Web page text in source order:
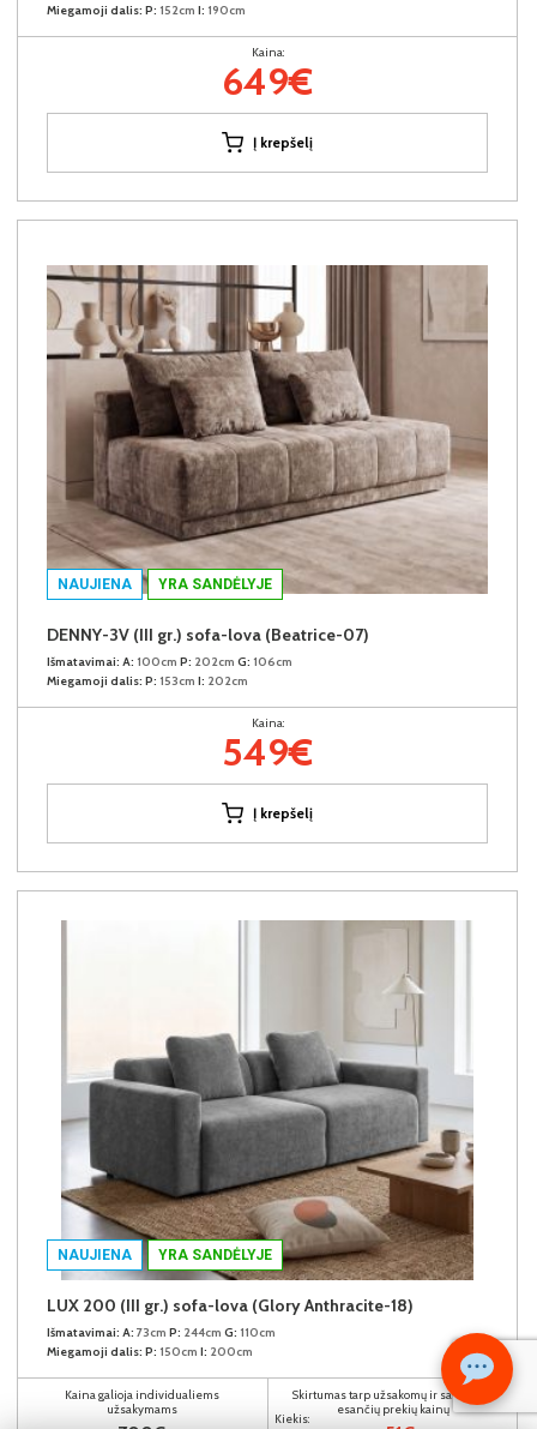
Kiekis:
Miegamoji dalis: P: 152cm I: 190cm
Kaina:
649€
Į krepšelį
NAUJIENA YRA SANDĖLYJE
DENNY-3V (III gr.) sofa-lova (Beatrice-07)
Išmatavimai: A: 100cm P: 202cm G: 106cm
Miegamoji dalis: P: 153cm I: 202cm
Kaina:
549€
Į krepšelį
NAUJIENA YRA SANDĖLYJE
LUX 200 (III gr.) sofa-lova (Glory Anthracite-18)
Išmatavimai: A: 73cm P: 244cm G: 110cm
Miegamoji dalis: P: 150cm I: 200cm
Kaina galioja individualiems
užsakymams
Skirtumas tarp užsakomų ir sandėlyje
esančių prekių kainų